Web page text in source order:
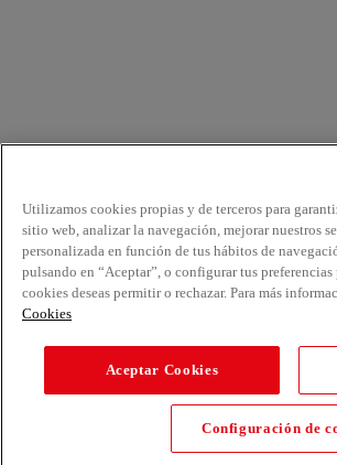
Utilizamos cookies propias y de terceros para
sitio web, analizar la navegación, mejorar nuestros
personalizada en función de tus hábitos de
pulsando en “Aceptar”, o configurar tus
cookies deseas permitir o rechazar. Para más
Cookies
Aceptar Cookies
Configuración de